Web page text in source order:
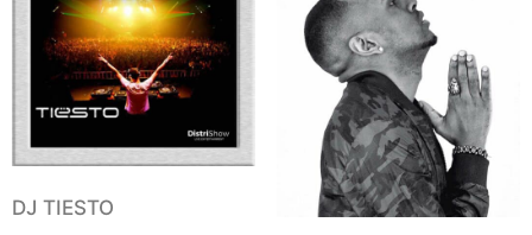
DJ TIESTO